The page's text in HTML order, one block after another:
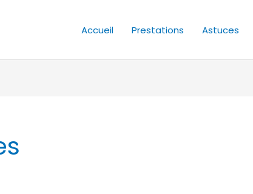
Accueil Prestations Astuces